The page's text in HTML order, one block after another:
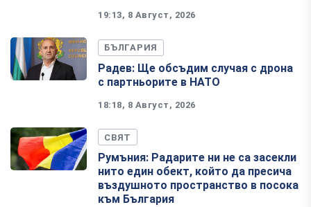
19:13, 8 Август, 2026
БЪЛГАРИЯ
Радев: Ще обсъдим случая с дрона
с партньорите в НАТО
18:18, 8 Август, 2026
СВЯТ
Румъния: Радарите ни не са засекли
нито един обект, който да пресича
въздушното пространство в посока
към България